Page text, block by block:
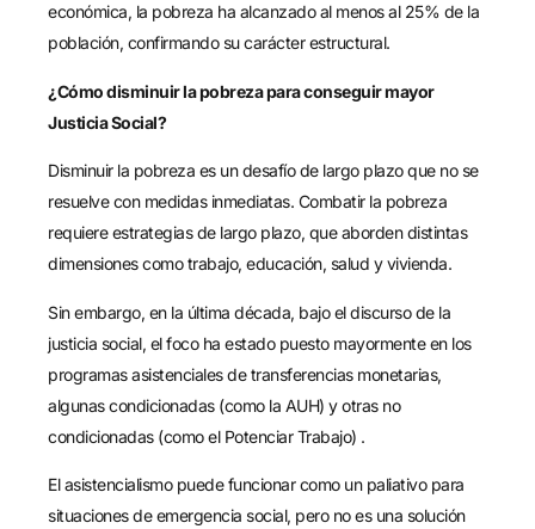
económica, la pobreza ha alcanzado al menos al 25% de la
población, confirmando su carácter estructural.
¿Cómo disminuir la pobreza para conseguir mayor
Justicia Social?
Disminuir la pobreza es un desafío de largo plazo que no se
resuelve con medidas inmediatas. Combatir la pobreza
requiere estrategias de largo plazo, que aborden distintas
dimensiones como trabajo, educación, salud y vivienda.
Sin embargo, en la última década, bajo el discurso de la
justicia social, el foco ha estado puesto mayormente en los
programas asistenciales de transferencias monetarias,
algunas condicionadas (como la AUH) y otras no
condicionadas (como el Potenciar Trabajo) .
El asistencialismo puede funcionar como un paliativo para
situaciones de emergencia social, pero no es una solución